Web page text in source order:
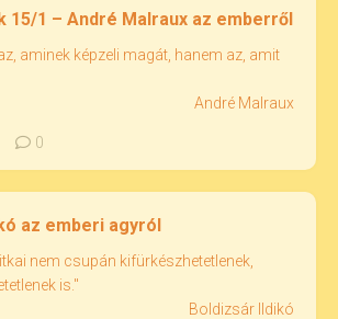
15/1 – André Malraux az emberről
aminek képzeli magát, hanem az, amit
André Malraux
0
az emberi agyról
nem csupán kifürkészhetetlenek,
is."
Boldizsár Ildikó